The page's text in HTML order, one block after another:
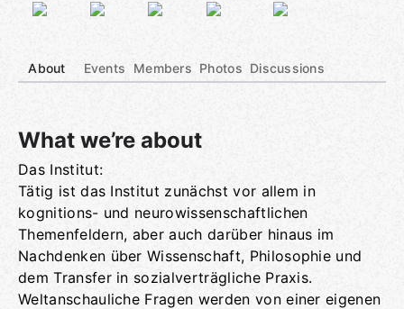
About Events Members Photos Discussions
What we’re about
Das Institut:
Tätig ist das Institut zunächst vor allem in
kognitions- und neurowissenschaftlichen
Themenfeldern, aber auch darüber hinaus im
Nachdenken über Wissenschaft, Philosophie und
dem Transfer in sozialverträgliche Praxis.
Weltanschauliche Fragen werden von einer eigenen
Group links